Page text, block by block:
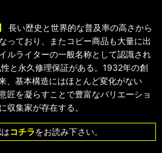
長い歴史と世界的な普及率の高さから
っており、またコピー商品も大量に出
ルライターの一般名称として認識され
と永久修理保証がある。1932年の創
、基本構造にはほとんど変化がない
匠を凝らすことで豊富なバリエーショ
収集家が存在する。
コチラをお読み下さい。